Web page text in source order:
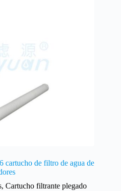
cartucho de filtro de agua de
, Cartucho filtrante plegado